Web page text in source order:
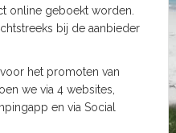
online geboekt worden.
bij de aanbieder
het promoten van
we via 4 websites,
en via Social